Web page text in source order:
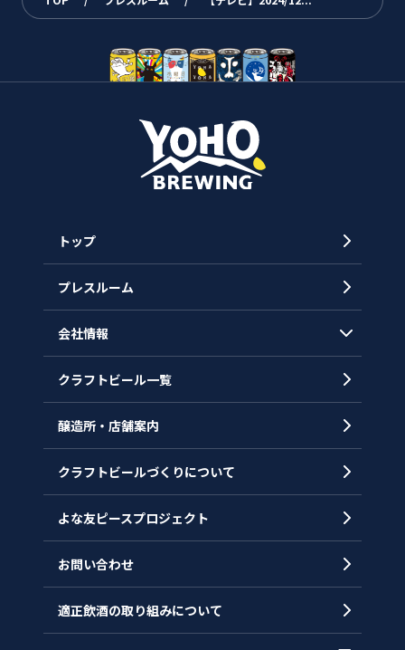
トップ
プレスルーム
会社情報
会社概要
沿革
クラフトビール一覧
醸造所・店舗案内
クラフトビールづくりについて
よな友ピースプロジェクト
お問い合わせ
適正飲酒の取り組みについて